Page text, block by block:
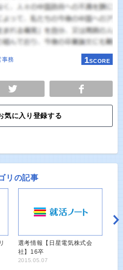
務
1SCORE
気に入り登録する
リの記事
選考情報【日星電気株式会
社】16卒
2015.05.07